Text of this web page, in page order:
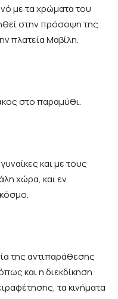
με τα χρώματα του
στην πρόσοψη της
πλατεία Μαβίλη.
στο παραμύθι.
και με τους
χώρα, και εν
της αντιπαράθεσης
και η διεκδίκηση
τα κινήματα